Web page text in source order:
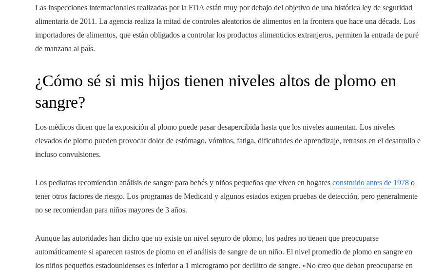
Las inspecciones internacionales realizadas por la FDA están muy por debajo del objetivo de una histórica ley de seguridad
alimentaria de 2011. La agencia realiza la mitad de controles aleatorios de alimentos en la frontera que hace una década. Los
importadores de alimentos, que están obligados a controlar los productos alimenticios extranjeros, permiten la entrada de puré
de manzana al país.
¿Cómo sé si mis hijos tienen niveles altos de plomo en
sangre?
Los médicos dicen que la exposición al plomo puede pasar desapercibida hasta que los niveles aumentan. Los niveles
elevados de plomo pueden provocar dolor de estómago, vómitos, fatiga, dificultades de aprendizaje, retrasos en el desarrollo e
incluso convulsiones.
Los pediatras recomiendan análisis de sangre para bebés y niños pequeños que viven en hogares construido antes de 1978 o
tener otros factores de riesgo. Los programas de Medicaid y algunos estados exigen pruebas de detección, pero generalmente
no se recomiendan para niños mayores de 3 años.
Aunque las autoridades han dicho que no existe un nivel seguro de plomo, los padres no tienen que preocuparse
automáticamente si aparecen rastros de plomo en el análisis de sangre de un niño. El nivel promedio de plomo en sangre en
los niños pequeños estadounidenses es inferior a 1 microgramo por decilitro de sangre. «No creo que deban preocuparse en